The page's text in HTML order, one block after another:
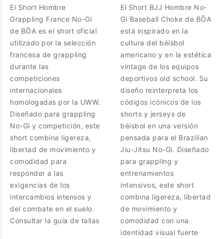
El Short Hombre
Grappling France No-Gi
de BŌA es el short oficial
utilizado por la selección
francesa de grappling
durante las
competiciones
internacionales
homologadas por la UWW.
Diseñado para grappling
No-Gi y competición, este
short combina ligereza,
libertad de movimiento y
comodidad para
responder a las
exigencias de los
intercambios intensos y
del combate en el suelo.
Consultar la guía de tallas
El Short BJJ Hombre No-
Gi Baseball Choke de BŌA
está inspirado en la
cultura del béisbol
americano y en la estética
vintage de los equipos
deportivos old school. Su
diseño reinterpreta los
códigos icónicos de los
shorts y jerseys de
béisbol en una versión
pensada para el Brazilian
Jiu-Jitsu No-Gi. Diseñado
para grappling y
entrenamientos
intensivos, este short
combina ligereza, libertad
de movimiento y
comodidad con una
identidad visual fuerte